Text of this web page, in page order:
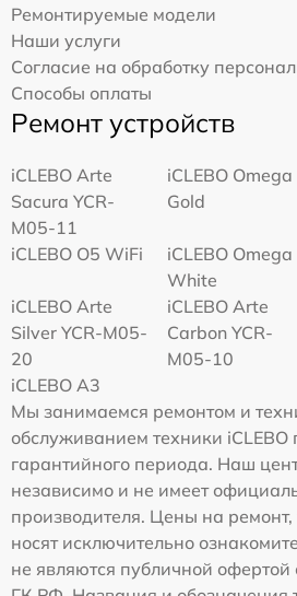
Ремонтируемые модели
Наши услуги
Согласие на обработку
Способы оплаты
Ремонт устройств
iCLEBO Arte
Sacura YCR-
M05-11
iCLEBO Omega
Gold
iCLEBO O5 WiFi
iCLEBO Omega
White
iCLEBO Arte
Silver YCR-M05-
20
iCLEBO Arte
Carbon YCR-
M05-10
iCLEBO A3
Мы занимаемся ремонтом и
обслуживанием техники iCLEBO
гарантийного периода. Наш
независимо и не имеет
производителя. Цены на
носят исключительно
не являются публичной офертой